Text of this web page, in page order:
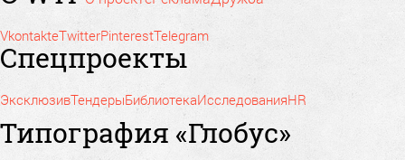
VkontakteTwitterPinterestTelegram
Спецпроекты
ЭксклюзивТендерыБиблиотекаИсследованияHR
Типография «Глобус»